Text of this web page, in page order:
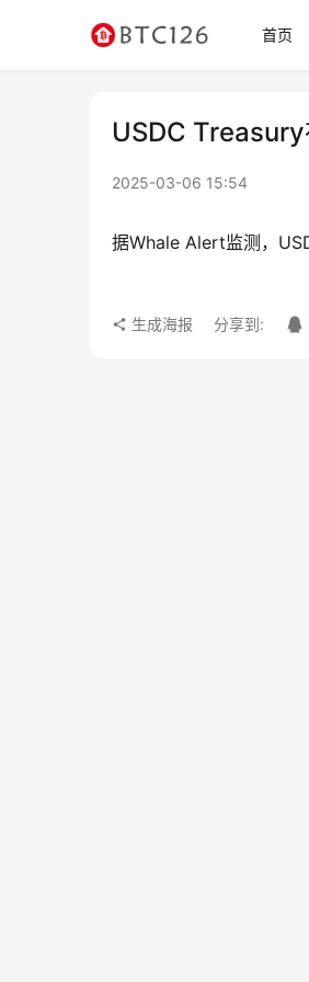
首页
USDC
2025-03-06 15:54
据Whale Alert监测，
生成海报 分享到: